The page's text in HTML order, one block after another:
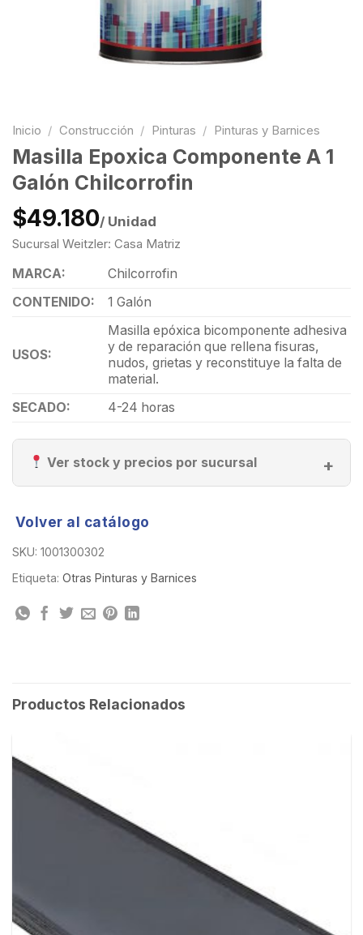
Inicio / Construcción / Pinturas / Pinturas y Barnices
Masilla Epoxica Componente A 1
Galón Chilcorrofin
$49.180/ Unidad
Sucursal Weitzler: Casa Matriz
MARCA:
Chilcorrofin
CONTENIDO:
1 Galón
USOS:
Masilla epóxica bicomponente adhesiva
y de reparación que rellena fisuras,
nudos, grietas y reconstituye la falta de
material.
SECADO:
4-24 horas
Ver stock y precios por sucursal
Volver al catálogo
SKU: 1001300302
Etiqueta: Otras Pinturas y Barnices
Productos Relacionados